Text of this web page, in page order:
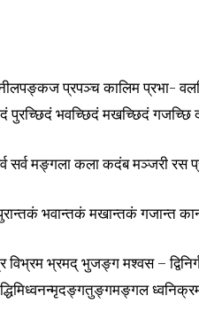
प्रपञ्च कालिम प्रभा-
पुरच्छिदं भवच्छिदं मखच्छिदं
सर्व मङ्गला कला कदंब मञ्जरी रस
भवान्तकं मखान्तकं गजान्त
भ्रमद् भुजङ्ग मश्वस –